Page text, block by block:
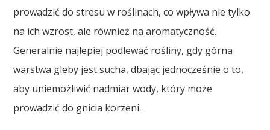
prowadzić do stresu w roślinach, co wpływa nie tylko
na ich wzrost, ale również na aromatyczność.
Generalnie najlepiej podlewać rośliny, gdy górna
warstwa gleby jest sucha, dbając jednocześnie o to,
aby uniemożliwić nadmiar wody, który może
prowadzić do gnicia korzeni.